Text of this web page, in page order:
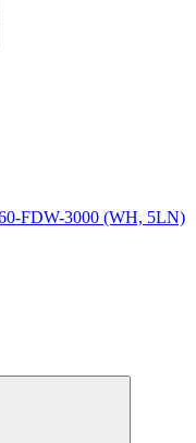
FDW-3000 (WH, 5LN)